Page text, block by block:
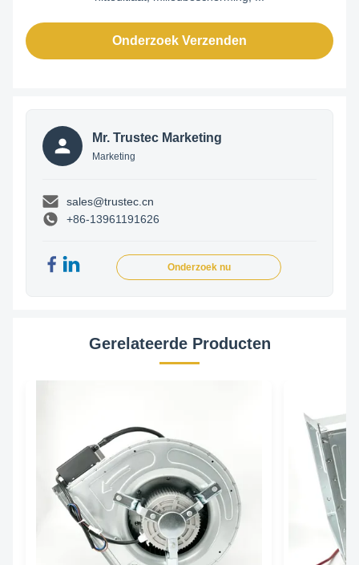
Onderzoek Verzenden
Mr. Trustec Marketing
Marketing
sales@trustec.cn
+86-13961191626
Onderzoek nu
Gerelateerde Producten